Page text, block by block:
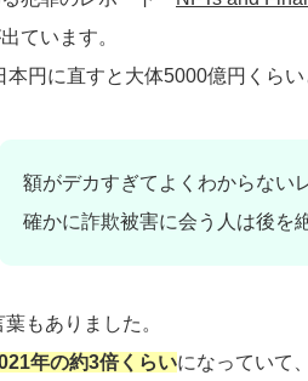
ています。
円に直すと大体5000億円くらい
額がデカすぎてよくわからない
確かに詐欺被害に会う人は後を
もありました。
年の約3倍くらいになっていて